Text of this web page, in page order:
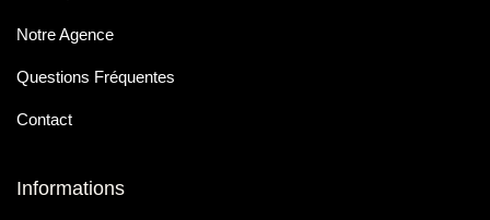
Notre Agence
Questions Fréquentes
Contact
Informations